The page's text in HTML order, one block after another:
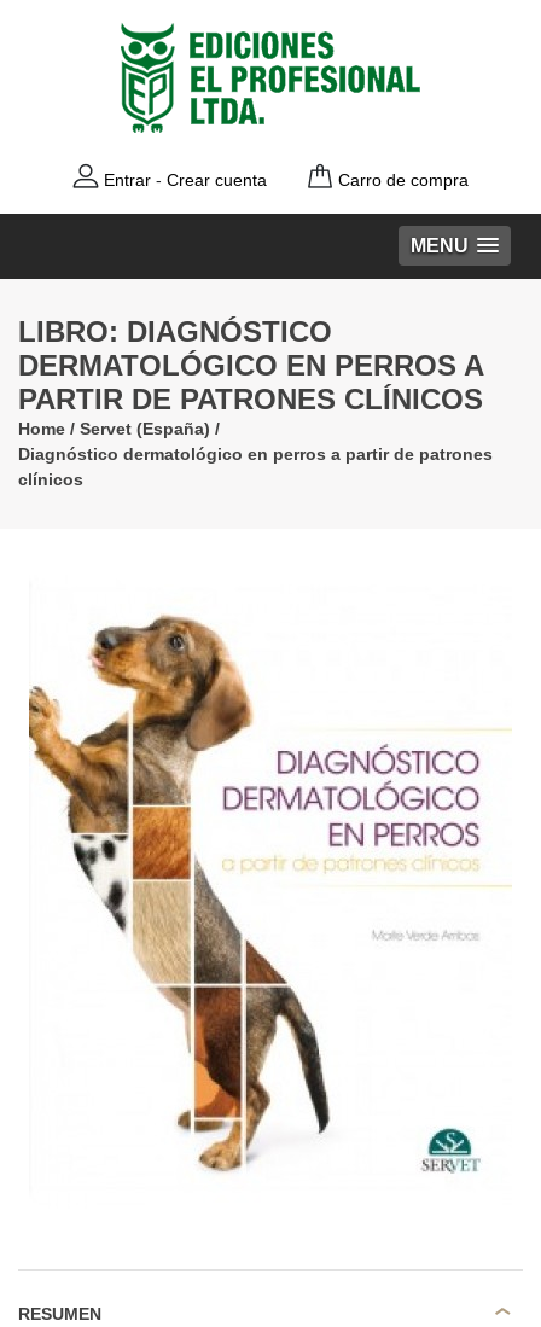
Entrar - Crear cuenta Carro de compra
MENU
LIBRO: DIAGNÓSTICO
DERMATOLÓGICO EN PERROS A
PARTIR DE PATRONES CLÍNICOS
Home / Servet (España) /
Diagnóstico dermatológico en perros a partir de patrones
clínicos
RESUMEN